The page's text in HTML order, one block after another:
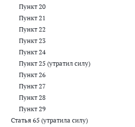
Пункт 20
Пункт 21
Пункт 22
Пункт 23
Пункт 24
Пункт 25 (утратил силу)
Пункт 26
Пункт 27
Пункт 28
Пункт 29
Статья 65 (утратила силу)